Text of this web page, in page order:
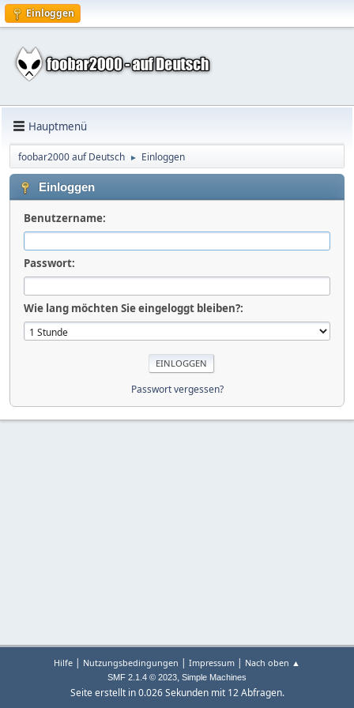
Einloggen
Hauptmenü
foobar2000 auf Deutsch ► Einloggen
Einloggen
Benutzername:
Passwort:
Wie lang möchten Sie eingeloggt bleiben?:
Passwort vergessen?
Hilfe | Nutzungsbedingungen | Impressum | Nach oben ▲
SMF 2.1.4 © 2023, Simple Machines
Seite erstellt in 0.026 Sekunden mit 12 Abfragen.